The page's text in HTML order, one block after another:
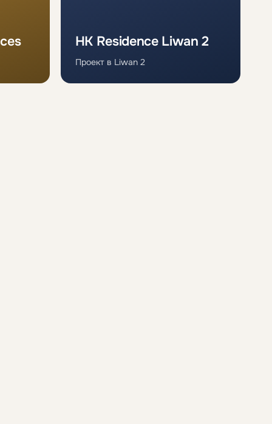
HK Residence Liwan 2
Проект в Liwan 2